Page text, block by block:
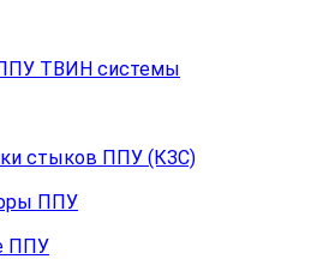
ТВИН системы
стыков ППУ (КЗС)
ППУ
ППУ